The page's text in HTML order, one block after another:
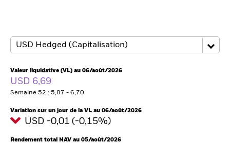
Valeur liquidative (VL) au 06/août/2026
USD 6,69
Semaine 52 : 5,87 - 6,70
Variation sur un jour de la VL au 06/août/2026
USD -0,01 (-0,15%)
Rendement total NAV au 05/août/2026